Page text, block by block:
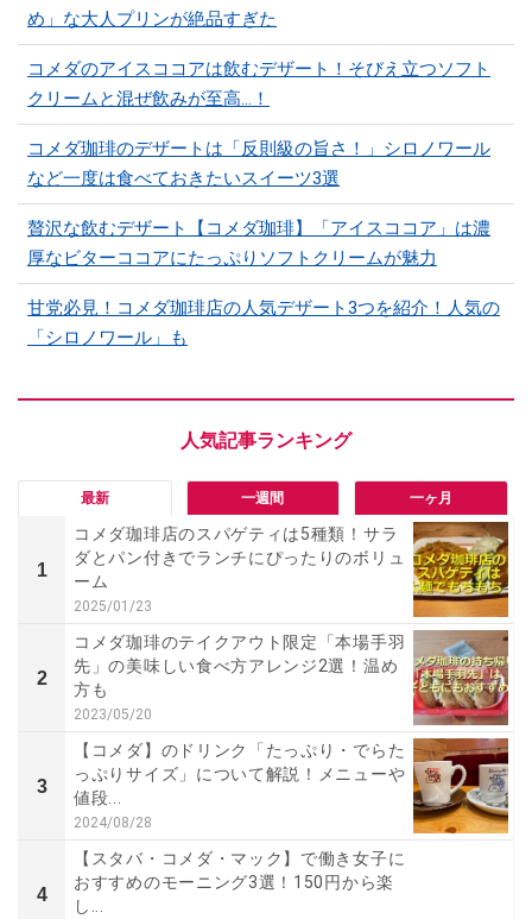
め」な大人プリンが絶品すぎた
コメダのアイスココアは飲むデザート！そびえ立つソフト
クリームと混ぜ飲みが至高…！
コメダ珈琲のデザートは「反則級の旨さ！」シロノワール
など一度は食べておきたいスイーツ3選
贅沢な飲むデザート【コメダ珈琲】「アイスココア」は濃
厚なビターココアにたっぷりソフトクリームが魅力
甘党必見！コメダ珈琲店の人気デザート3つを紹介！人気の
「シロノワール」も
最新 一週間 一ヶ月
1
コメダ珈琲店のスパゲティは5種類！サラ
ダとパン付きでランチにぴったりのボリュ
ーム
2025/01/23
2
コメダ珈琲のテイクアウト限定「本場手羽
先」の美味しい食べ方アレンジ2選！温め
方も
2023/05/20
3
【コメダ】のドリンク「たっぷり・でらた
っぷりサイズ」について解説！メニューや
値段...
2024/08/28
4
【スタバ・コメダ・マック】で働き女子に
おすすめのモーニング3選！150円から楽
し...